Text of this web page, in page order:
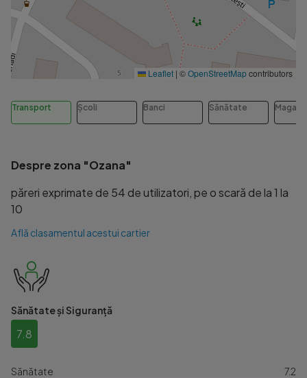
Leaflet | ©OpenStreetMapcontributors
Transport Școli Banci Sănătate
Despre zona "Ozana"
păreri exprimate de 54 de utilizatori, pe o scară de la 1 la
10
Află clasamentul acestui cartier
Sănătate și Siguranță
7.8
Sănătate 7.2